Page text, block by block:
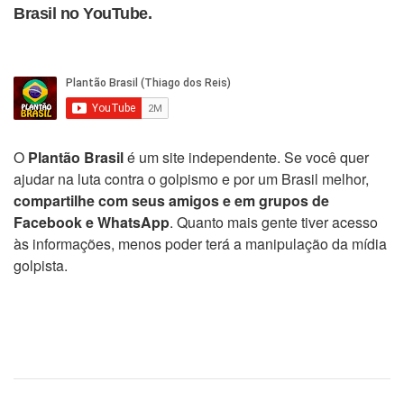
Brasil no YouTube.
O Plantão Brasilé um site independente. Se você quer
ajudar na luta contra o golpismo e por um Brasil melhor,
compartilhe com seus amigos e em grupos de
Facebook e WhatsApp. Quanto mais gente tiver acesso
às informações, menos poder terá a manipulação da mídia
golpista.